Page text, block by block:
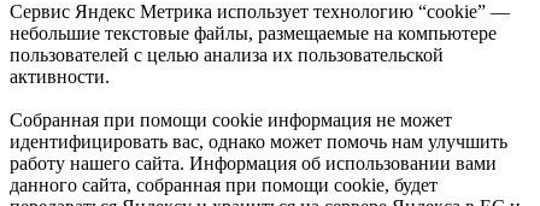
Сервис Яндекс Метрика использует технологию “cookie” —
небольшие текстовые файлы, размещаемые на компьютере
пользователей с целью анализа их пользовательской
активности.
Собранная при помощи cookie информация не может
идентифицировать вас, однако может помочь нам улучшить
работу нашего сайта. Информация об использовании вами
данного сайта, собранная при помощи cookie, будет